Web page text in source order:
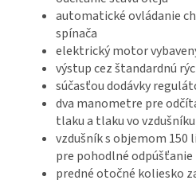
automatické ovládanie
spínača
elektrický motor
výstup cez štandardnú
súčasťou dodávky
dva manometre pre
tlaku a tlaku vo vzdušníku
vzdušník s objemom
pre pohodlné
predné otočné koliesko